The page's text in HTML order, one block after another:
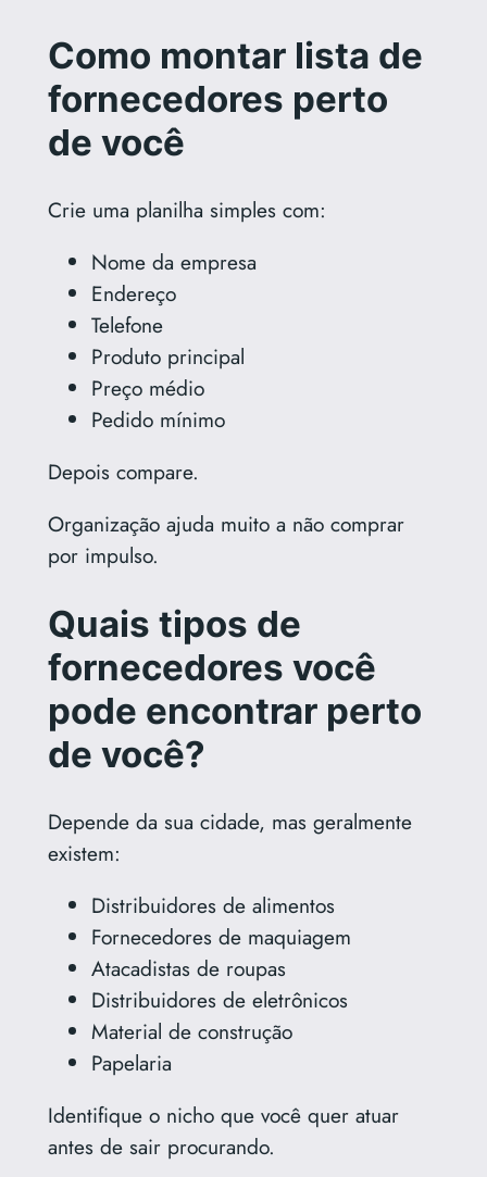
Como montar lista de
fornecedores perto
de você
Crie uma planilha simples com:
Nome da empresa
Endereço
Telefone
Produto principal
Preço médio
Pedido mínimo
Depois compare.
Organização ajuda muito a não comprar
por impulso.
Quais tipos de
fornecedores você
pode encontrar perto
de você?
Depende da sua cidade, mas geralmente
existem:
Distribuidores de alimentos
Fornecedores de maquiagem
Atacadistas de roupas
Distribuidores de eletrônicos
Material de construção
Papelaria
Identifique o nicho que você quer atuar
antes de sair procurando.